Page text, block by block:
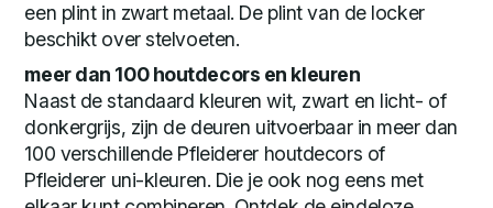
een plint in zwart metaal. De plint van de locker
beschikt over stelvoeten.
meer dan 100 houtdecors en kleuren
Naast de standaard kleuren wit, zwart en licht- of
donkergrijs, zijn de deuren uitvoerbaar in meer dan
100 verschillende Pfleiderer houtdecors of
Pfleiderer uni-kleuren. Die je ook nog eens met